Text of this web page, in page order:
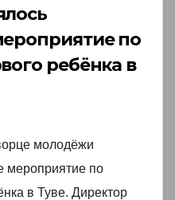
по
ребёнка в
молодёжи
мероприятие по
в Туве. Директор